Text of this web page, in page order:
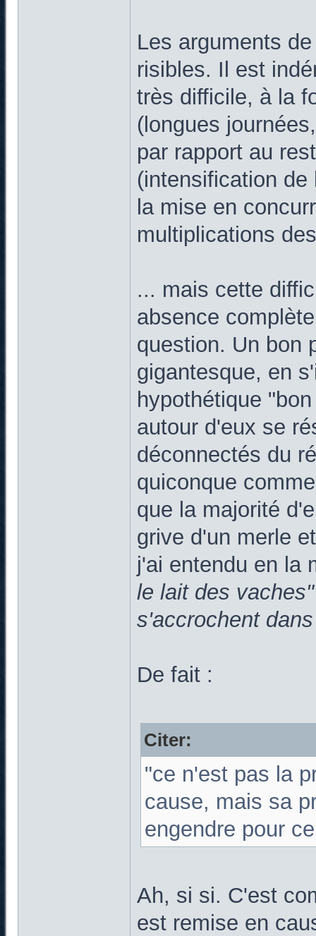
Les arguments
risibles. Il est
très difficile, à la
(longues
par rapport au
(intensification
la mise en
multiplications
... mais cette
absence
question. Un bon
gigantesque, en
hypothétique
autour d'eux se
déconnectés du
quiconque
que la majorité
grive d'un merle
j'ai entendu en la
le lait des vaches"
s'accrochent
De fait :
Citer:
"ce n'est pas la
cause, mais sa
engendre pour
Ah, si si. C'est
est remise en